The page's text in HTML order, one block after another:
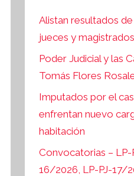
Alistan resultados
jueces y
Poder Judicial y las
Tomás Flores
Imputados por el
enfrentan nuevo
habitación
Convocatorias –
16/2026, LP-PJ-17/